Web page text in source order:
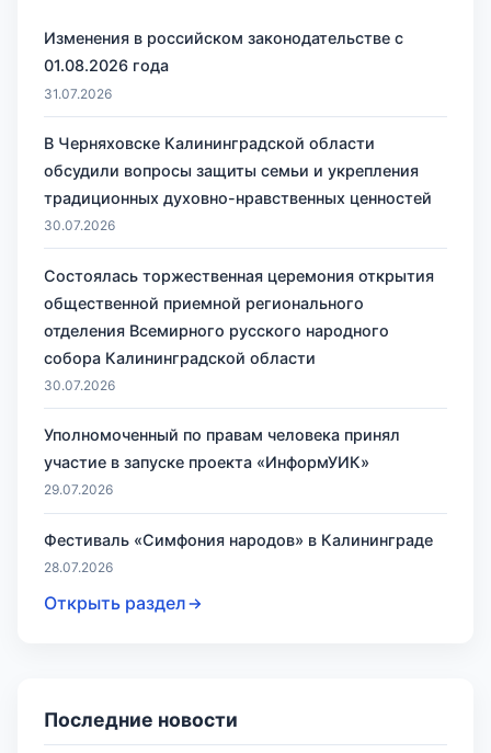
Изменения в российском законодательстве с
01.08.2026 года
31.07.2026
В Черняховске Калининградской области
обсудили вопросы защиты семьи и укрепления
традиционных духовно-нравственных ценностей
30.07.2026
Состоялась торжественная церемония открытия
общественной приемной регионального
отделения Всемирного русского народного
собора Калининградской области
30.07.2026
Уполномоченный по правам человека принял
участие в запуске проекта «ИнформУИК»
29.07.2026
Фестиваль «Симфония народов» в Калининграде
28.07.2026
Открыть раздел
Последние новости